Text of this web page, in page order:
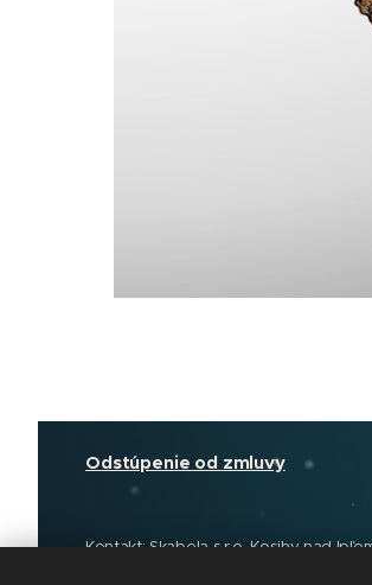
Odstúpenie od zmluvy
Kontakt: Skabela s.r.o, Kosihy nad